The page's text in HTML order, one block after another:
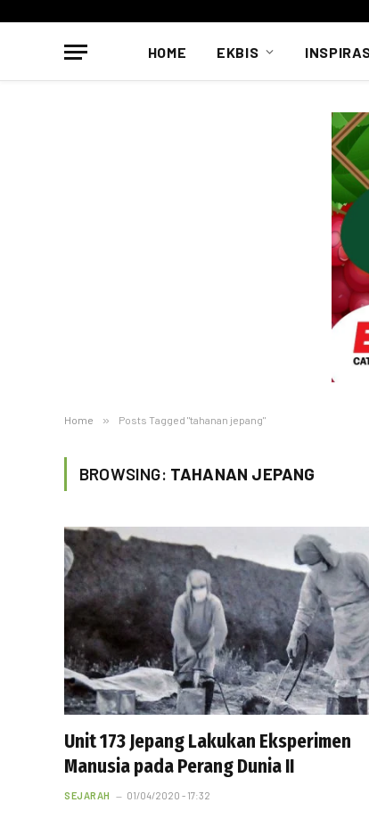
HOME EKBIS
Home » Posts Tagged "tahanan jepang"
BROWSING: TAHANAN JEPANG
Unit 173 Jepang Lakukan Eksperimen
Manusia pada Perang Dunia II
SEJARAH 01/04/2020 - 17:32